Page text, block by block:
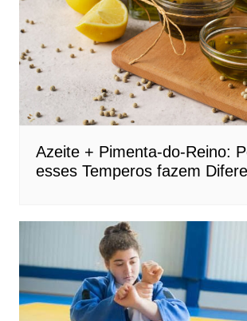
Azeite + Pimenta-do-Reino:
esses Temperos fazem